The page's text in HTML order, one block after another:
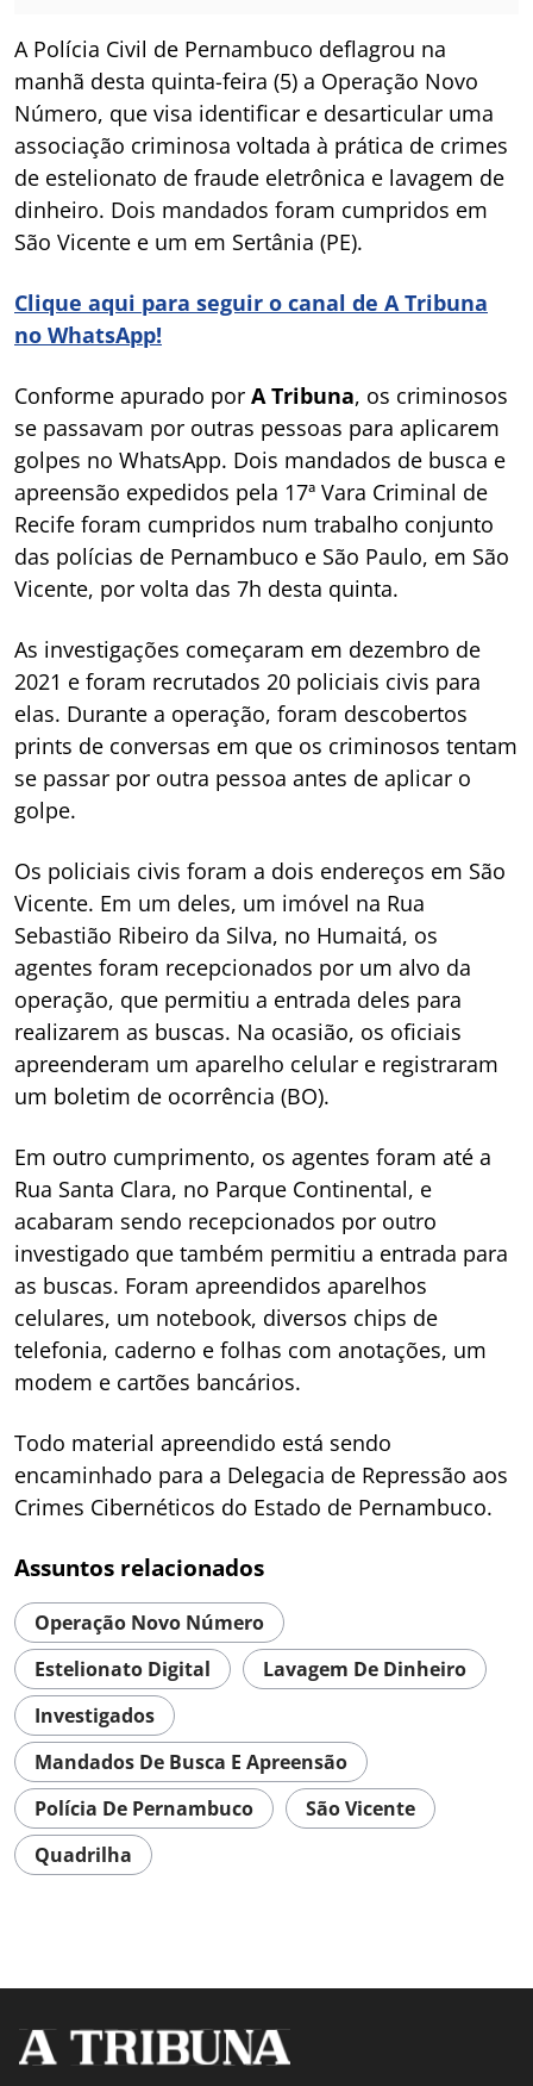
A Polícia Civil de Pernambuco deflagrou na
manhã desta quinta-feira (5) a Operação Novo
Número, que visa identificar e desarticular uma
associação criminosa voltada à prática de crimes
de estelionato de fraude eletrônica e lavagem de
dinheiro. Dois mandados foram cumpridos em
São Vicente e um em Sertânia (PE).
Clique aqui para seguir o canal de A Tribuna
no WhatsApp!
Conforme apurado por A Tribuna, os criminosos
se passavam por outras pessoas para aplicarem
golpes no WhatsApp. Dois mandados de busca e
apreensão expedidos pela 17ª Vara Criminal de
Recife foram cumpridos num trabalho conjunto
das polícias de Pernambuco e São Paulo, em São
Vicente, por volta das 7h desta quinta.
As investigações começaram em dezembro de
2021 e foram recrutados 20 policiais civis para
elas. Durante a operação, foram descobertos
prints de conversas em que os criminosos tentam
se passar por outra pessoa antes de aplicar o
golpe.
Os policiais civis foram a dois endereços em São
Vicente. Em um deles, um imóvel na Rua
Sebastião Ribeiro da Silva, no Humaitá, os
agentes foram recepcionados por um alvo da
operação, que permitiu a entrada deles para
realizarem as buscas. Na ocasião, os oficiais
apreenderam um aparelho celular e registraram
um boletim de ocorrência (BO).
Em outro cumprimento, os agentes foram até a
Rua Santa Clara, no Parque Continental, e
acabaram sendo recepcionados por outro
investigado que também permitiu a entrada para
as buscas. Foram apreendidos aparelhos
celulares, um notebook, diversos chips de
telefonia, caderno e folhas com anotações, um
modem e cartões bancários.
Todo material apreendido está sendo
encaminhado para a Delegacia de Repressão aos
Crimes Cibernéticos do Estado de Pernambuco.
Assuntos relacionados
Operação Novo Número
Estelionato Digital
Lavagem De Dinheiro
Investigados
Mandados De Busca E Apreensão
Polícia De Pernambuco
São Vicente
Quadrilha